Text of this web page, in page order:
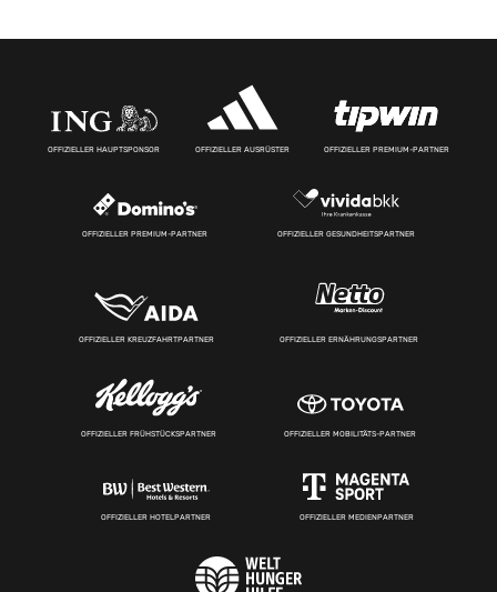
OFFIZIELLER HAUPTSPONSOR OFFIZIELLER AUSRÜSTER OFFIZIELLER PREMIUM-PARTNER
OFFIZIELLER PREMIUM-PARTNER OFFIZIELLER GESUNDHEITSPARTNER
OFFIZIELLER KREUZFAHRTPARTNER OFFIZIELLER ERNÄHRUNGSPARTNER
OFFIZIELLER FRÜHSTÜCKSPARTNER OFFIZIELLER MOBILITÄTS-PARTNER
OFFIZIELLER HOTELPARTNER OFFIZIELLER MEDIENPARTNER